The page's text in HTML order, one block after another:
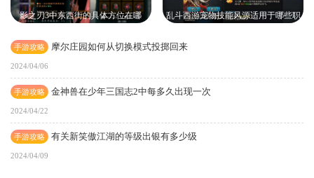
影之刃3中东西街的具体方位在哪
乱斗西游宠物技能风源适用于哪些职
手游攻略 摩尔庄园如何从切换模式投掷回来
2024/04/06
手游攻略 金神兽在少年三国志2中每多久出现一次
2024/04/22
手游攻略 有关新笑傲江湖的等级出银有多少级
2024/04/09